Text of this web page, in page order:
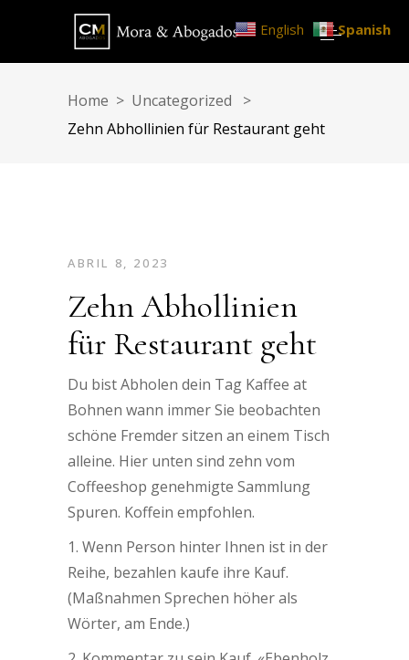
Home > Uncategorized
>
Zehn Abhollinien für Restaurant geht
ABRIL 8, 2023
Zehn Abhollinien
für Restaurant geht
Du bist Abholen dein Tag Kaffee at
Bohnen wann immer Sie beobachten
schöne Fremder sitzen an einem Tisch
alleine. Hier unten sind zehn vom
Coffeeshop genehmigte Sammlung
Spuren. Koffein empfohlen.
1. Wenn Person hinter Ihnen ist in der
Reihe, bezahlen kaufe ihre Kauf.
(Maßnahmen Sprechen höher als
Wörter, am Ende.)
English Spanish